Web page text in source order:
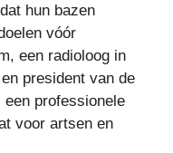
hun bazen
vóór
een radioloog in
president van de
professionele
voor artsen en